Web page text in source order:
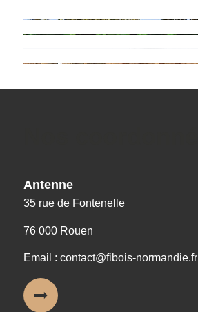
Antenne
35 rue de Fontenelle
76 000 Rouen
Email : contact@fibois-normandie.fr